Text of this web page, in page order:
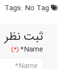
No Tag
ثبت نظر
Name*